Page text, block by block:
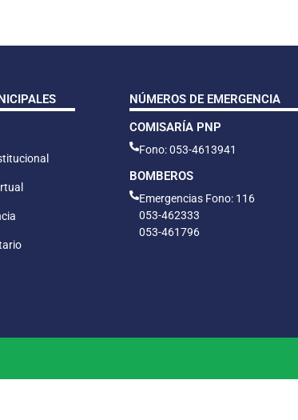
NÚMEROS DE EMERGENCIA
COMISARÍA PNP
Fono: 053-4613941
BOMBEROS
Emergencias Fono: 116
053-462333
053-461796